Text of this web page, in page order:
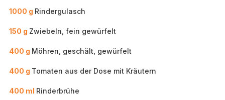
1000 g Rindergulasch
150 g Zwiebeln, fein gewürfelt
400 g Möhren, geschält, gewürfelt
400 g Tomaten aus der Dose mit Kräutern
400 ml Rinderbrühe